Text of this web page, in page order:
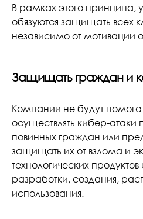
В рамках этого принципа,
обязуются защищать всех
независимо от мотивации
Защищать граждан и
Компании не будут
осуществлять кибер-атаки
повинных граждан или
защищать их от взлома и
технологических
разработки, создания,
использования.